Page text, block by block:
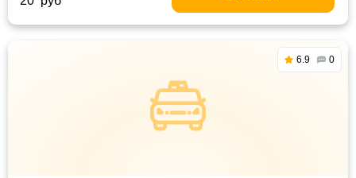
6.9 0